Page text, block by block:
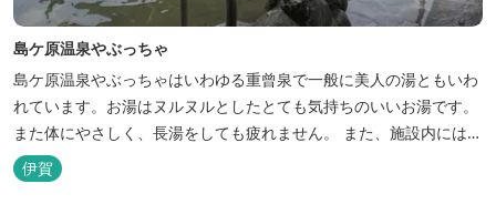
島ケ原温泉やぶっちゃ
島ケ原温泉やぶっちゃはいわゆる重曾泉で一般に美人の湯ともいわ
れています。お湯はヌルヌルとしたとても気持ちのいいお湯です。
また体にやさしく、長湯をしても疲れません。 また、施設内にはオ
ートキャンプ場、デイキャンプ場、テニスコート、水遊び場（夏季
限定）、こんにゃくやパン作りの体験できる工房などがあります。
伊賀